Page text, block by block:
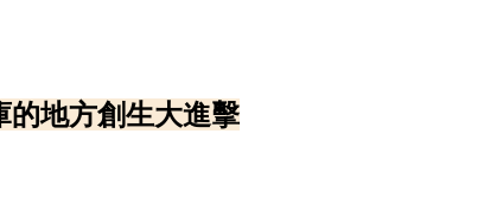
的地方創生大進擊